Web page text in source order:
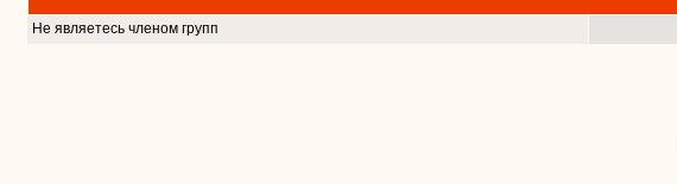
Не являетесь членом групп